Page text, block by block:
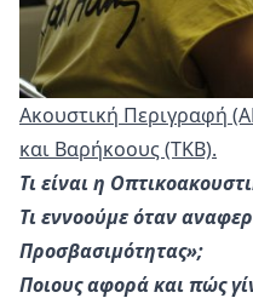
Ακουστική Περιγραφή
και Βαρήκοους (ΤΚΒ).
Τι είναι η
Τι εννοούμεόταν
Προσβασιμότητας»;
Ποιους αφορά και πώς